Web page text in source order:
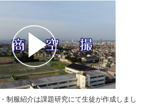
制服紹介は課題研究にて生徒が作成しまし